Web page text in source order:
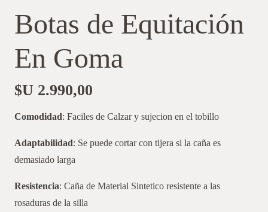
Botas de Equitación
En Goma
$U 2.990,00
Comodidad: Faciles de Calzar y sujecion en el tobillo
Adaptabilidad: Se puede cortar con tijera si la caña es
demasiado larga
Resistencia: Caña de Material Sintetico resistente a las
rosaduras de la silla